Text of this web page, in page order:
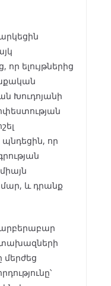
ելույթներից
Խուդոյանի
որ
և դրանք